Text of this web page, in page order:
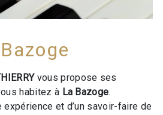
vous propose ses
habitez à La Bazoge.
expérience et d’un savoir-faire de